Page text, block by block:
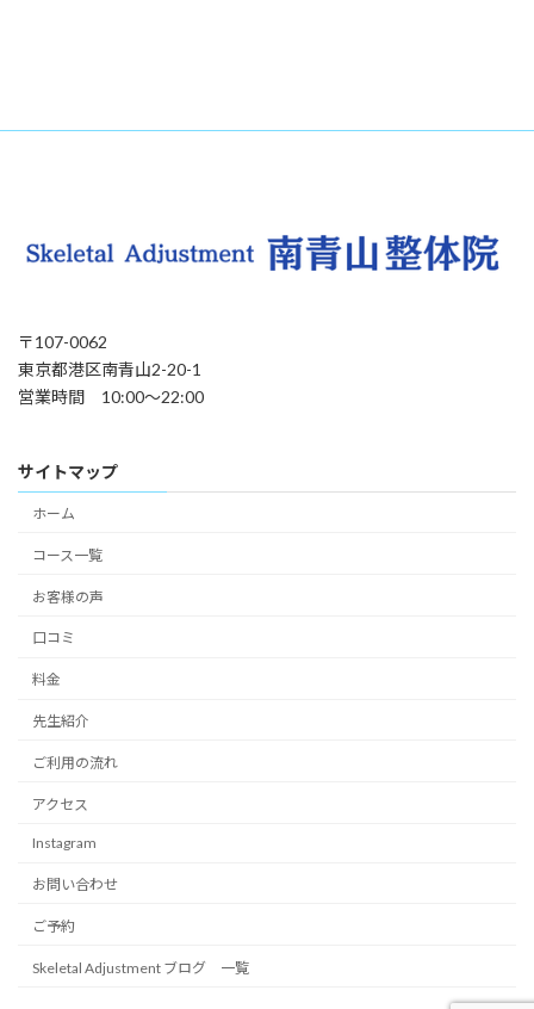
〒107-0062
東京都港区南青山2-20-1
営業時間 10:00〜22:00
サイトマップ
ホーム
コース一覧
お客様の声
口コミ
料金
先生紹介
ご利用の流れ
アクセス
Instagram
お問い合わせ
ご予約
Skeletal Adjustment ブログ 一覧